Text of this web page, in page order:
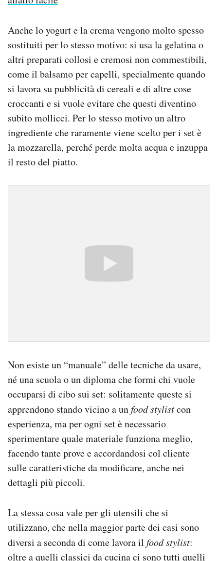
Anche lo yogurt e la crema vengono molto spesso
sostituiti per lo stesso motivo: si usa la gelatina o
altri preparati collosi e cremosi non commestibili,
come il balsamo per capelli, specialmente quando
si lavora su pubblicità di cereali e di altre cose
croccanti e si vuole evitare che questi diventino
subito mollicci. Per lo stesso motivo un altro
ingrediente che raramente viene scelto per i set è
la mozzarella, perché perde molta acqua e inzuppa
il resto del piatto.
Non esiste un “manuale” delle tecniche da usare,
né una scuola o un diploma che formi chi vuole
occuparsi di cibo sui set: solitamente queste si
apprendono stando vicino a unfood stylistcon
esperienza, ma per ogni set è necessario
sperimentare quale materiale funziona meglio,
facendo tante prove e accordandosi col cliente
sulle caratteristiche da modificare, anche nei
dettagli più piccoli.
La stessa cosa vale per gli utensili che si
utilizzano, che nella maggior parte dei casi sono
diversi a seconda di come lavora il food stylist:
oltre a quelli classici da cucina ci sono tutti quelli